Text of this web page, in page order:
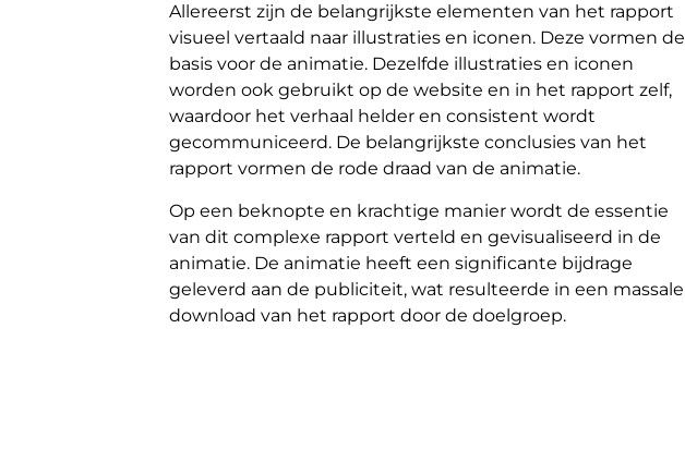
Allereerst zijn de belangrijkste elementen van het rapport
visueel vertaald naar illustraties en iconen. Deze vormen de
basis voor de animatie. Dezelfde illustraties en iconen
worden ook gebruikt op de website en in het rapport zelf,
waardoor het verhaal helder en consistent wordt
gecommuniceerd. De belangrijkste conclusies van het
rapport vormen de rode draad van de animatie.
Op een beknopte en krachtige manier wordt de essentie
van dit complexe rapport verteld en gevisualiseerd in de
animatie. De animatie heeft een significante bijdrage
geleverd aan de publiciteit, wat resulteerde in een massale
download van het rapport door de doelgroep.